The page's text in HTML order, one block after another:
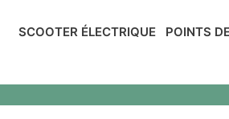
SCOOTER ÉLECTRIQUE POINTS